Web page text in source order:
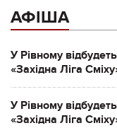
АФІША
У Рівному
«Західна Ліга
У Рівному
«Західна Ліга